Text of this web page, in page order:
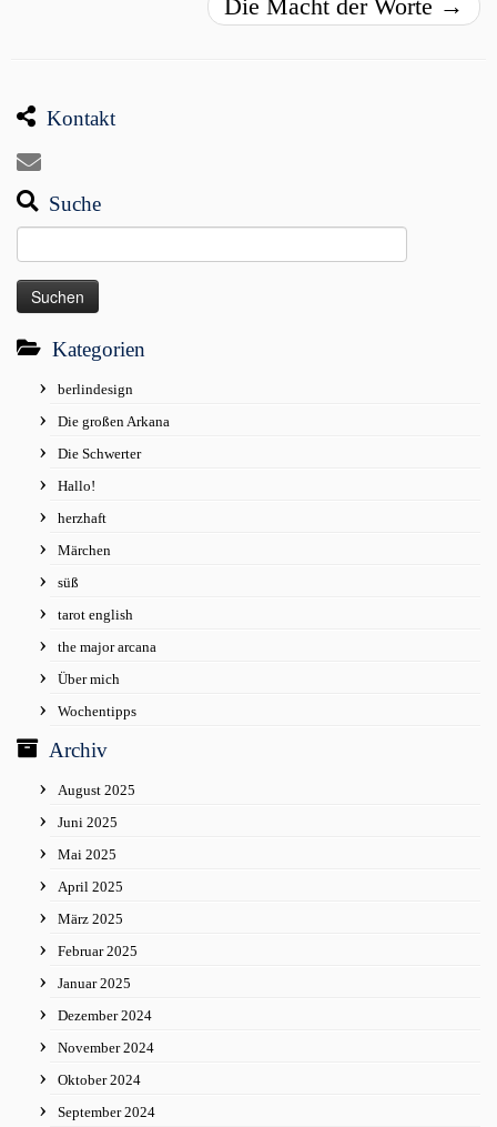
Die Macht der Worte →
Kontakt
Suche
nach:
Kategorien
berlindesign
Die großen Arkana
Die Schwerter
Hallo!
herzhaft
Märchen
süß
tarot english
the major arcana
Über mich
Wochentipps
Archiv
August 2025
Juni 2025
Mai 2025
April 2025
März 2025
Februar 2025
Januar 2025
Dezember 2024
November 2024
Oktober 2024
September 2024